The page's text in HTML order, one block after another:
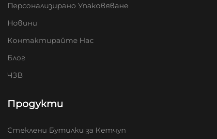
Персонализирано Упаковяване
Новини
Контактирайте Нас
Блог
ЧЗВ
Продукти
Стеклени Бутилки за Кетчуп